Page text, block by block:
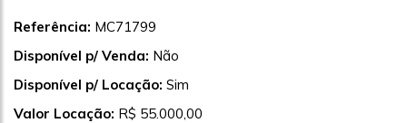
Referência: MC71799
Disponível p/ Venda: Não
Disponível p/ Locação: Sim
Valor Locação: R$ 55.000,00